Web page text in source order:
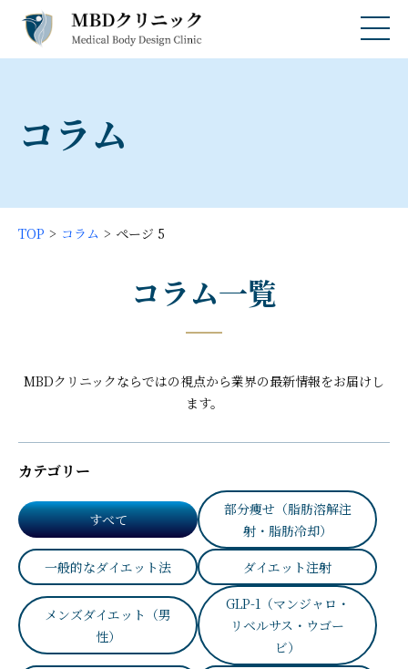
コラム
TOP コラム ページ 5
コラム一覧
MBDクリニックならではの視点から業界の最新情報をお届けし
ます。
カテゴリー
すべて
部分痩せ（脂肪溶解注
射・脂肪冷却）
一般的なダイエット法
ダイエット注射
メンズダイエット（男
性）
GLP-1（マンジャロ・
リベルサス・ウゴー
ビ）